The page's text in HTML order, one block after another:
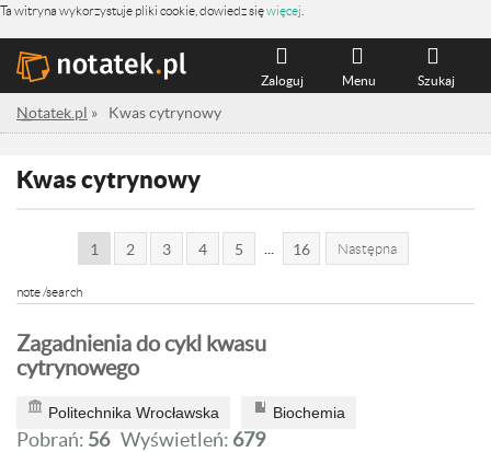
Ta witryna wykorzystuje pliki cookie, dowiedz sięwięcej
Szukaj
Menu
Zaloguj
Notatek.pl » Kwas cytrynowy
Kwas cytrynowy
1 2 3 4 5 16 Następna
note /search
Zagadnienia do cykl kwasu
cytrynowego
Politechnika Wrocławska Biochemia
Pobrań: 56 Wyświetleń: 679